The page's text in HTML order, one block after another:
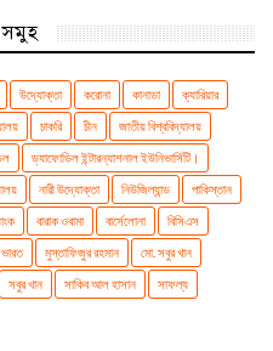
সমুহ
উদ্যোক্তা করোনা কানাডা
ক্যারিয়ার
চাকরি চীন
জাতীয় বিশ্ববিদ্যালয়
ড্যাফোডিল ইন্টারন্যাশনাল ইউনিভার্সিটি।
নারী উদ্যোক্তা নিউজিল্যান্ড
পাকিস্তান
বারাক ওবামা বার্সেলোনা
বিসিএস
ভারত মুস্তাফিজুর রহমান
মো. সবুর খান
সবুর খান সাকিব আল হাসান
সাফল্য